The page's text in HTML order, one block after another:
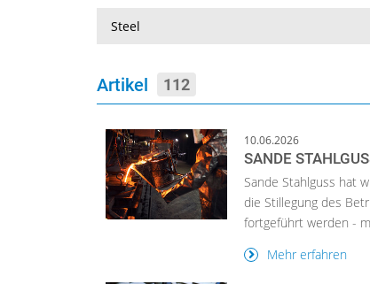
Artikel 112
10.06.2026
SANDE
Sande Stahlguss hat
die Stillegung des
fortgeführt werden -
Mehr erfahren